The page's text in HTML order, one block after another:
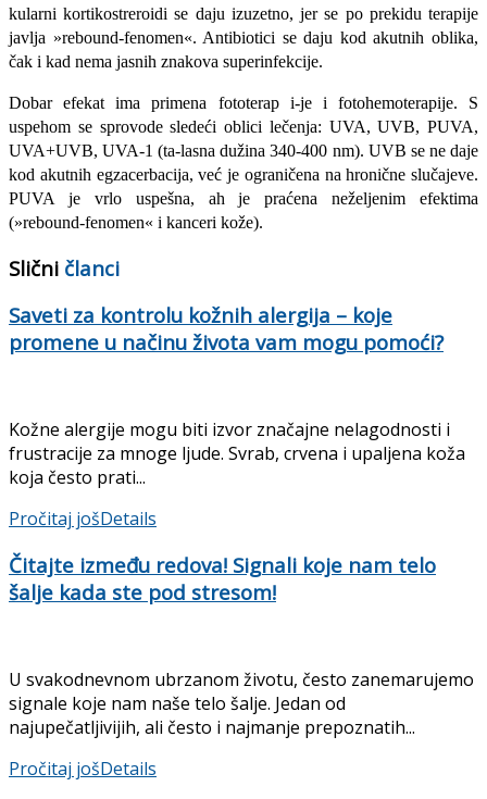
kularni kortikostreroidi se daju izuze­tno, jer se po prekidu terapije
javlja »rebound-fenomen«. Antibiotici se daju kod akutnih oblika,
čak i kad nema jas­nih znakova superinfekcije.
Dobar efekat ima primena fototerap i-je i fotohemoterapije. S
uspehom se sprovode sledeći oblici lečenja: UVA, UVB, PUVA,
UVA+UVB, UVA-1 (ta-lasna dužina 340-400 nm). UVB se ne daje
kod akutnih egzacerbacija, već je ograničena na hronične slučajeve.
PU­VA je vrlo uspešna, ah je praćena neže­ljenim efektima
(»rebound-fenomen« i kanceri kože).
Slični članci
Saveti za kontrolu kožnih alergija – koje
promene u načinu života vam mogu pomoći?
Kožne alergije mogu biti izvor značajne nelagodnosti i
frustracije za mnoge ljude. Svrab, crvena i upaljena koža
koja često prati...
Pročitaj jošDetails
Čitajte između redova! Signali koje nam telo
šalje kada ste pod stresom!
U svakodnevnom ubrzanom životu, često zanemarujemo
signale koje nam naše telo šalje. Jedan od
najupečatljivijih, ali često i najmanje prepoznatih...
Pročitaj jošDetails